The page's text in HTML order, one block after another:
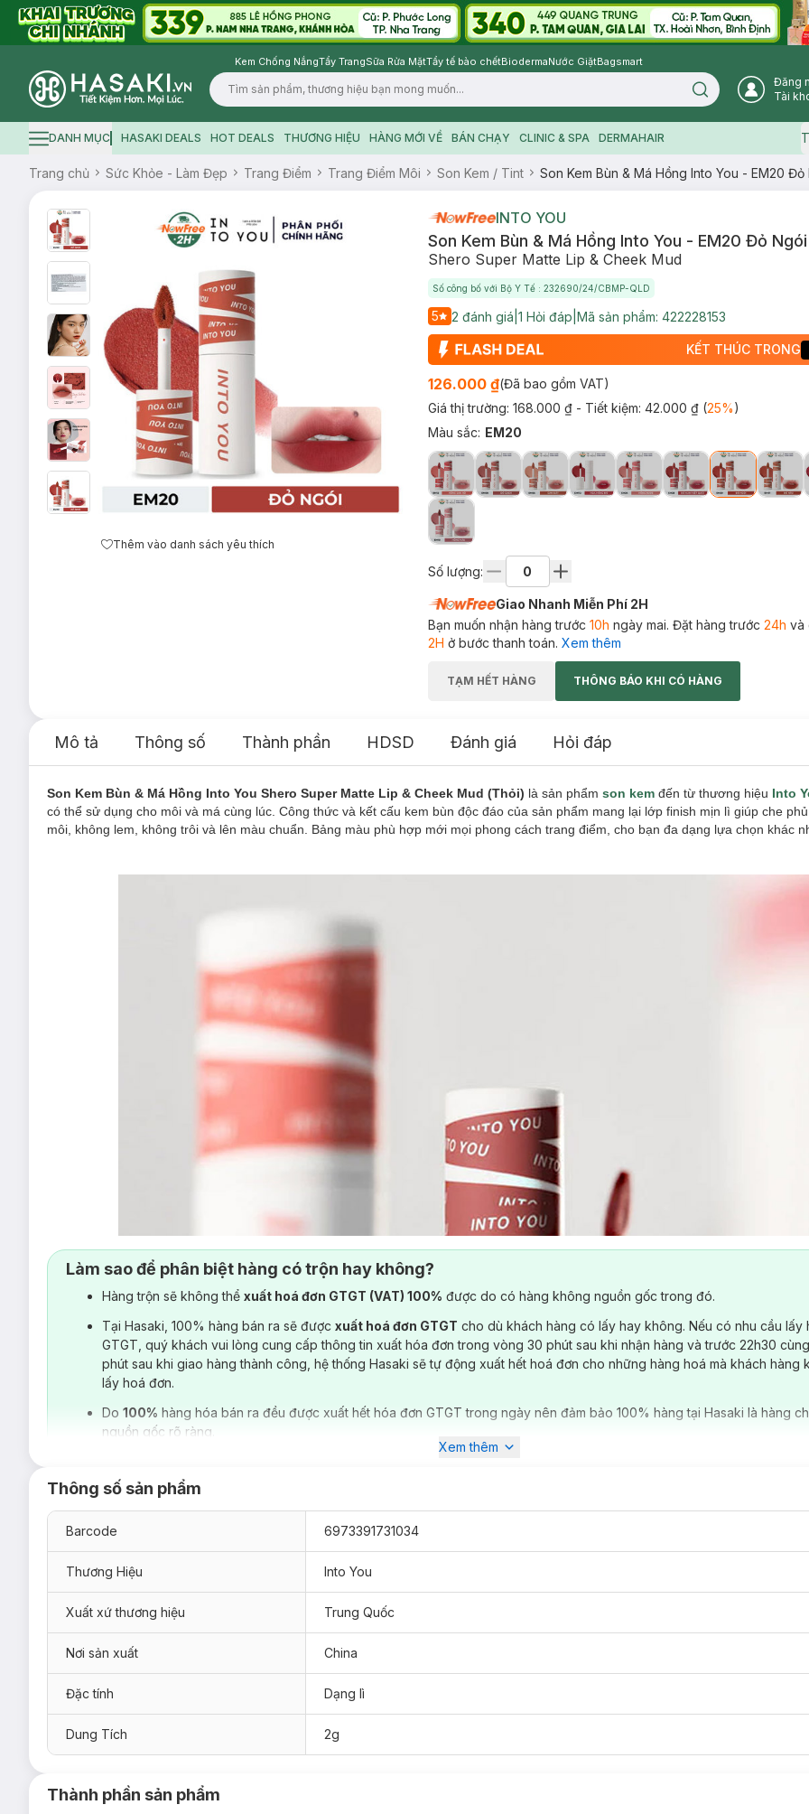
Kem Chống NắngTẩy TrangSữa Rửa MặtTẩy tế bào chếtBiodermaNước GiặtBagsmart
Logo
Search icon
Đăng
Tài
Hamburger icon
DANH MỤC HASAKI DEALS HOT DEALS THƯƠNG HIỆU HÀNG MỚI VỀ BÁN CHẠY CLINIC & SPA DERMAHAIR
Trang chủ Sức Khỏe - Làm Đẹp Trang Điểm Trang Điểm Môi Son Kem / Tint Son Kem Bùn & Má Hồng Into You - EM20
Thêm vào danh sách yêu thích
INTO YOU
Son Kem Bùn & Má Hồng Into You - EM20 Đỏ
Shero Super Matte Lip & Cheek Mud
Số công bố với Bộ Y Tế : 232690/24/CBMP-QLD
5 2 đánh giá 1 Hỏi đáp Mã sản phẩm: 422228153
KẾT THÚC TRONG
126.000 ₫(Đã bao gồm VAT)
Giá thị trường: 168.000 ₫ - Tiết kiệm: 42.000 ₫(25%)
Màu sắc: EM20
Số lượng:
Giao Nhanh Miễn Phí 2H
Bạn muốn nhận hàng trước 10h ngày mai. Đặt hàng trước 24h và
2H ở bước thanh toán. Xem thêm
TẠM HẾT HÀNG THÔNG BÁO KHI CÓ HÀNG
Mô tả Thông số Thành phần HDSD Đánh giá Hỏi đáp
Son Kem Bùn & Má Hồng Into You Shero Super Matte Lip & Cheek Mud (Thỏi) là sản phẩm son kem đến từ thương hiệu Into
có thể sử dụng cho môi và má cùng lúc. Công thức và kết cấu kem bùn độc đáo của sản phẩm mang lại lớp finish mịn lì giúp che
môi, không lem, không trôi và lên màu chuẩn. Bảng màu phù hợp mới mọi phong cách trang điểm, cho bạn đa dạng lựa chọn khác
EM04 - Đỏ Mọng
EM10 - Hồng Nâu
Làm sao để phân biệt hàng có trộn hay không?
Hàng trộn sẽ không thể xuất hoá đơn GTGT (VAT) 100% được do có hàng không nguồn gốc trong đó.
Tại Hasaki, 100% hàng bán ra sẽ được xuất hoá đơn GTGT cho dù khách hàng có lấy hay không. Nếu có nhu cầu lấy
GTGT, quý khách vui lòng cung cấp thông tin xuất hóa đơn trong vòng 30 phút sau khi nhận hàng và trước 22h30
phút sau khi giao hàng thành công, hệ thống Hasaki sẽ tự động xuất hết hoá đơn cho những hàng hoá mà khách hàng
lấy hoá đơn.
Do 100% hàng hóa bán ra đều được xuất hết hóa đơn GTGT trong ngày nên đảm bảo 100% hàng tại Hasaki là hàng
nguồn gốc rõ ràng.
Xem thêm
Thông số sản phẩm
Barcode 6973391731034
Thương Hiệu Into You
Xuất xứ thương hiệu Trung Quốc
Nơi sản xuất China
Đặc tính Dạng lì
Dung Tích 2g
Thành phần sản phẩm